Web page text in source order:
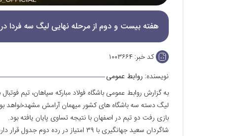
هفته بیست و دوم از مرحله نهایی لیگ سه فردا
کد خبر: ۱۰۰۳۶۶۴
نویسنده: روابط عمومی
به گزارش روابط عمومی باشگاه فولاد مبارکه سپاهان، تیم
لیگ دسته سه باشگاه های کشور میهمان آرامش مشهدخواهد
بازی رفت دو تیم در اصفهان با نتیجه تساوی پایان یافته بود.
شاگردان سعید جهانگیری با ۳۹ امتیاز در رده دوم جدول قرار دارند و عقاب تهران با ۴۰ امتیاز در صدر جدول قرار دارد.